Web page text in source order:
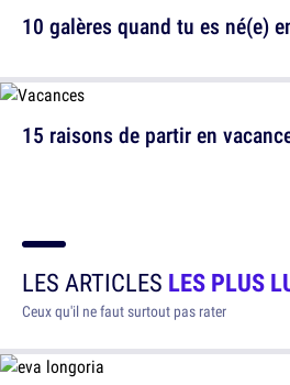
10 galères quand tu es né(e)
15 raisons de partir en
LES ARTICLES LES PLUS
Ceux qu'il ne faut surtout pas rater